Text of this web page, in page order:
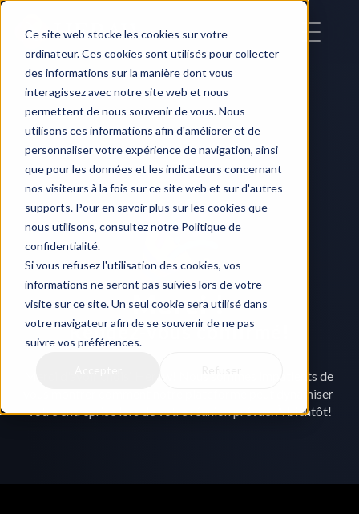
Ce site web stocke les cookies sur votre
ordinateur. Ces cookies sont utilisés pour collecter
des informations sur la manière dont vous
interagissez avec notre site web et nous
permettent de nous souvenir de vous. Nous
utilisons ces informations afin d'améliorer et de
personnaliser votre expérience de navigation, ainsi
que pour les données et les indicateurs concernant
nos visiteurs à la fois sur ce site web et sur d'autres
supports. Pour en savoir plus sur les cookies que
nous utilisons, consultez notre Politique de
confidentialité.
Si vous refusez l'utilisation des cookies, vos
informations ne seront pas suivies lors de votre
visite sur ce site. Un seul cookie sera utilisé dans
votre navigateur afin de se souvenir de ne pas
suivre vos préférences.
Merci !
Rendez-vous confirmé!
Merci d'avoir choisi Heraw! Nous sommes impatients de
vous montrer comment notre plateforme peut dynamiser
votre entreprise lors de votre réunion prévue. À bientôt!